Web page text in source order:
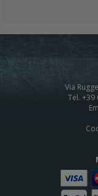
Via
Tel. +39